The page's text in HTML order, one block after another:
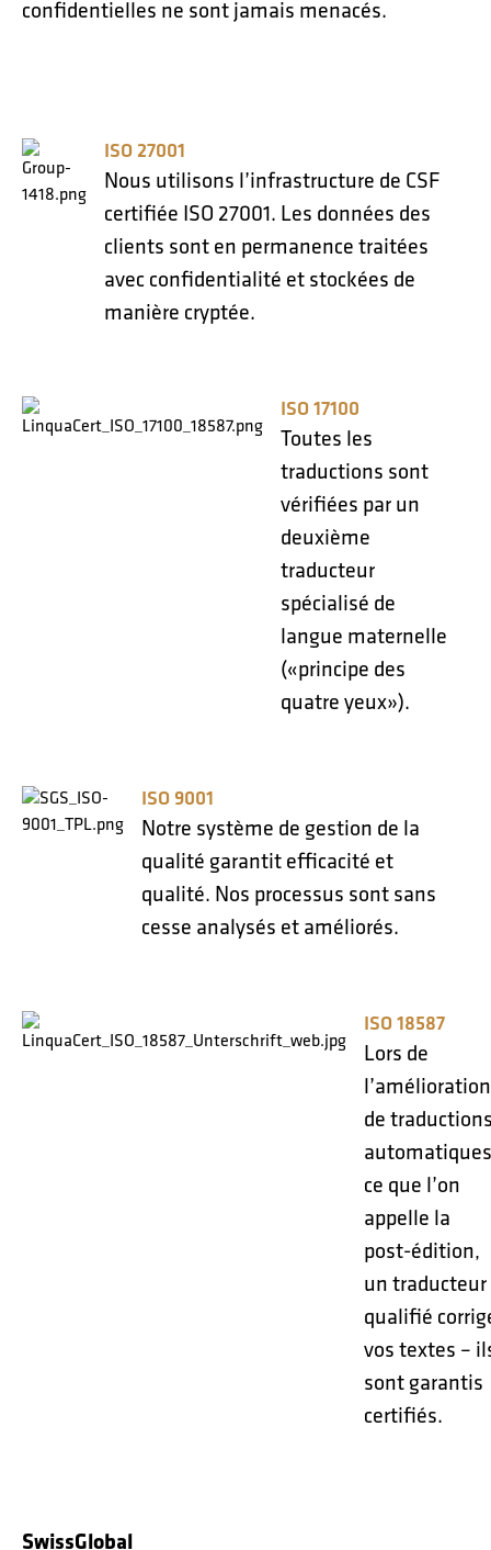
confidentielles ne sont jamais menacés.
ISO 27001
Nous utilisons l’infrastructure de CSF
certifiée ISO 27001. Les données des
clients sont en permanence traitées
avec confidentialité et stockées de
manière cryptée.
ISO 17100
Toutes les
traductions sont
vérifiées par un
deuxième
traducteur
spécialisé de
langue maternelle
(«principe des
quatre yeux»).
ISO 9001
Notre système de gestion de la
qualité garantit efficacité et
qualité. Nos processus sont sans
cesse analysés et améliorés.
ISO 18587
Lors de
l’amélioration
de
ce que l’on
appelle la
post-édition,
un traducteur
qualifié
vos textes –
sont garantis
certifiés.
SwissGlobal